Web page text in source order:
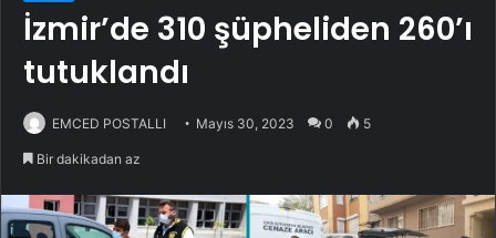
İzmir’de 310 şüpheliden 260’ı
tutuklandı
EMCED POSTALLI Mayıs 30, 2023 0 5
Bir dakikadan az